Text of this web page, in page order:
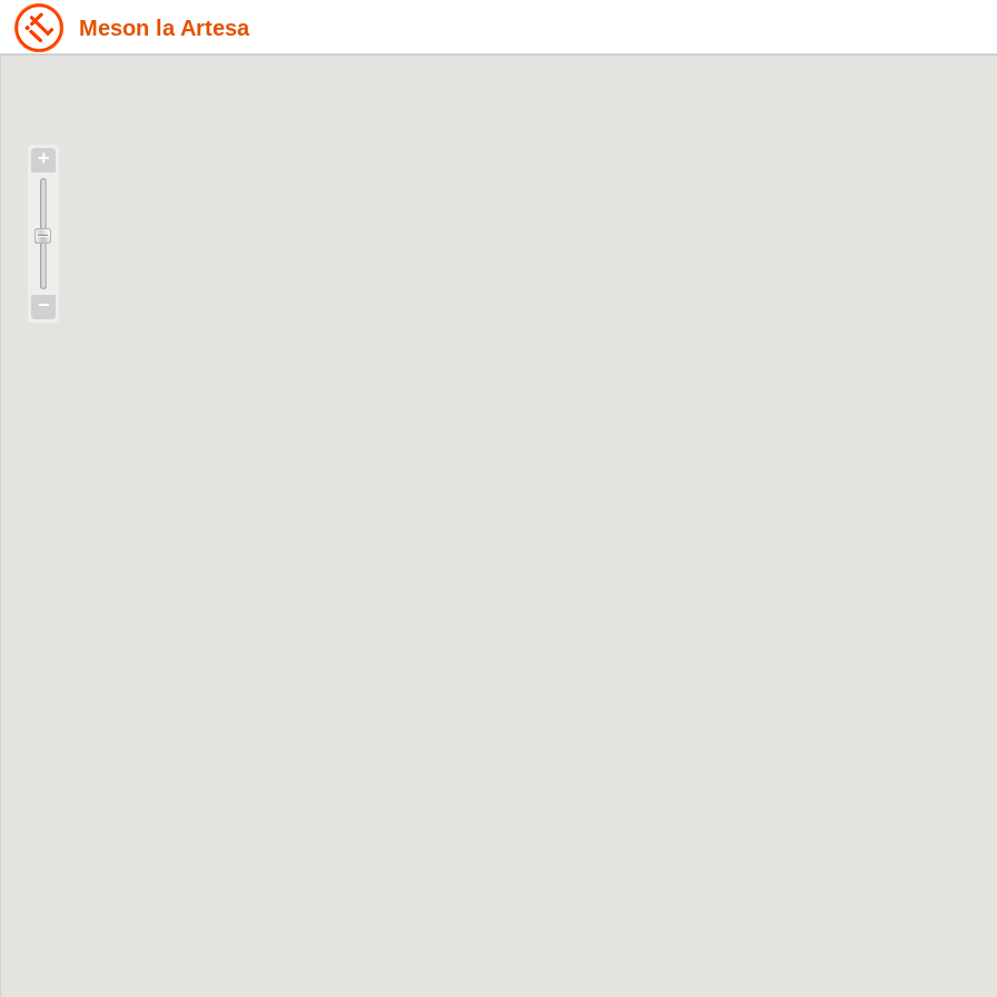
Meson la Artesa
+
−